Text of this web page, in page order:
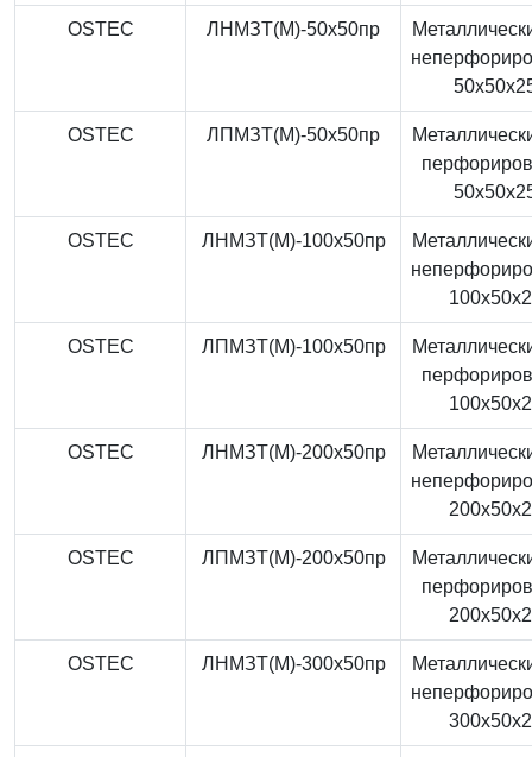
OSTEC ЛНМЗТ(М)-50x50пр
OSTEC ЛПМЗТ(М)-50x50пр
OSTEC ЛНМЗТ(М)-100x50пр
OSTEC ЛПМЗТ(М)-100x50пр
OSTEC ЛНМЗТ(М)-200x50пр
OSTEC ЛПМЗТ(М)-200x50пр
OSTEC ЛНМЗТ(М)-300x50пр